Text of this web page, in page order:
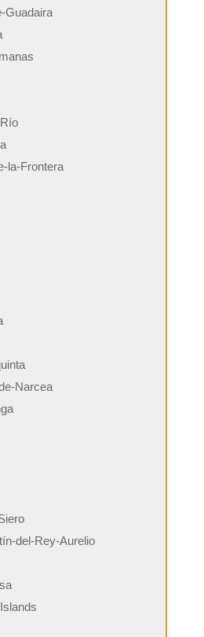
Guadaira
la-Frontera
Narcea
del-Rey-Aurelio